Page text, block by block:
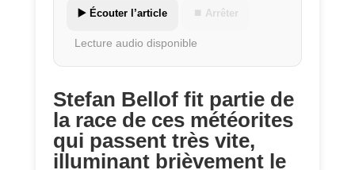
▶️ Écouter l’article ⏹ Arrêter
Lecture audio disponible
Stefan Bellof fit partie de
la race de ces météorites
qui passent très vite,
illuminant brièvement le